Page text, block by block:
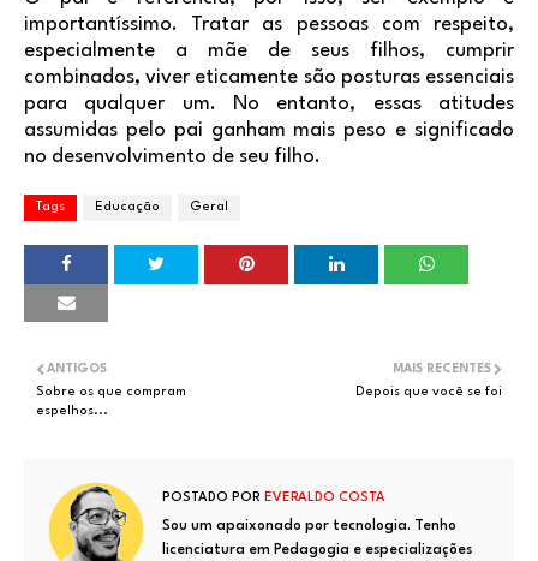
importantíssimo. Tratar as pessoas com respeito,
especialmente a mãe de seus filhos, cumprir
combinados, viver eticamente são posturas essenciais
para qualquer um. No entanto, essas atitudes
assumidas pelo pai ganham mais peso e significado
no desenvolvimento de seu filho.
Tags Educação Geral
MAIS RECENTES
Depois que você se foi
ANTIGOS
Sobre os que compram
espelhos...
POSTADO POR EVERALDO COSTA
Sou um apaixonado por tecnologia. Tenho
licenciatura em Pedagogia e especializações